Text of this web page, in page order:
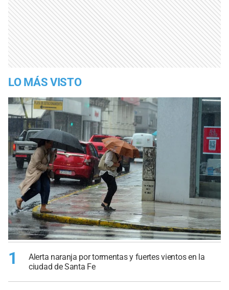
LO MÁS VISTO
1
Alerta naranja por tormentas y fuertes vientos en la
ciudad de Santa Fe